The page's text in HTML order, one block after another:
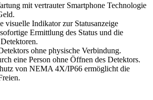
mit vertrauter Smartphone Technologie
visuelle Indikator zur Statusanzeige
Ermittlung des Status und die
ohne physische Verbindung.
eine Person ohne Öffnen des Detektors.
von NEMA 4X/IP66 ermöglicht die